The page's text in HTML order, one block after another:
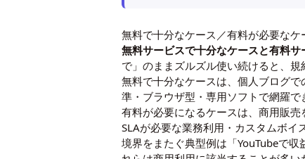
無料で十分なケース／有料が必要なケ
無料サービスで十分なケースと有料
で」のままズルズル使い続けると、
無料で十分なケースは、個人ブログ
準・ブラウザ型・専用ソフトで網羅で
有料が必要になるケースは、商用販
SLAが必要な業務利用・カスタムボイ
境界をまたぐ典型例は「YouTubeで